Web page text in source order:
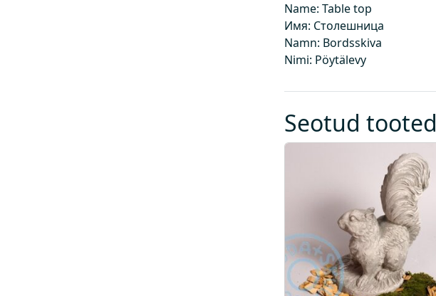
Name: Table top
Имя: Столешница
Namn: Bordsskiva
Nimi: Pöytälevy
Seotud tooted